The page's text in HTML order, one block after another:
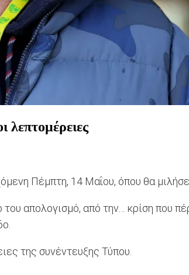
Πέμπτη, 14 Μαΐου, όπου θα
του απολογισμό, από την… κρίση
της συνέντευξης Τύπου.